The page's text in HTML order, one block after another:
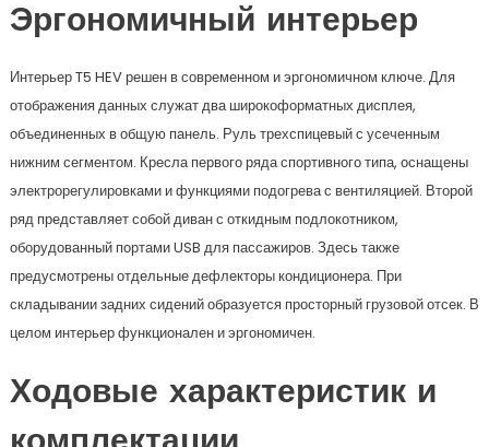
Эргономичный интерьер
Интерьер T5 HEV решен в современном и эргономичном ключе. Для
отображения данных служат два широкоформатных дисплея,
объединенных в общую панель. Руль трехспицевый с усеченным
нижним сегментом. Кресла первого ряда спортивного типа, оснащены
электрорегулировками и функциями подогрева с вентиляцией. Второй
ряд представляет собой диван с откидным подлокотником,
оборудованный портами USB для пассажиров. Здесь также
предусмотрены отдельные дефлекторы кондиционера. При
складывании задних сидений образуется просторный грузовой отсек. В
целом интерьер функционален и эргономичен.
Ходовые характеристик и